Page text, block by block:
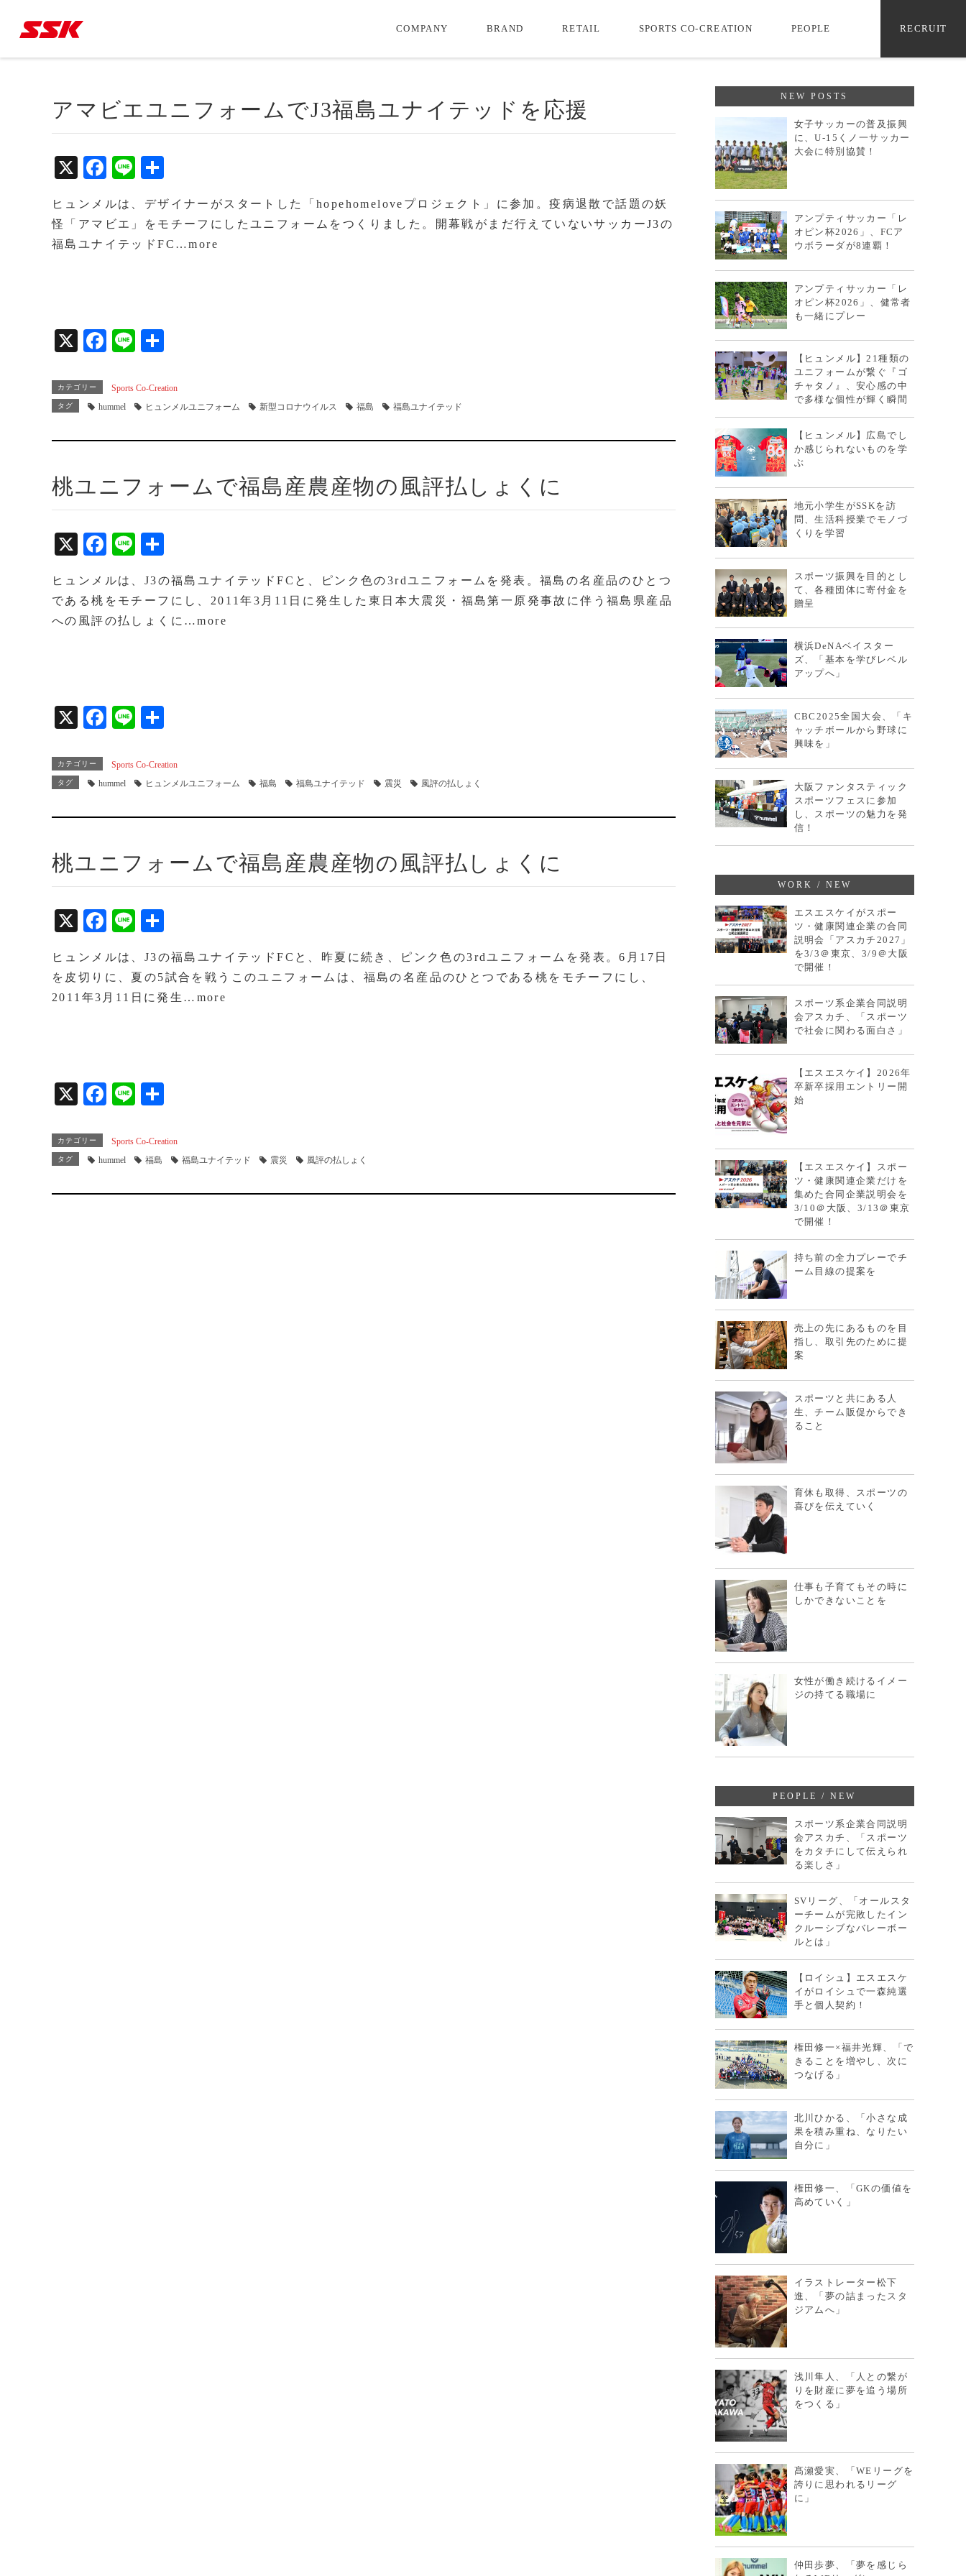
COMPANY BRAND RETAIL SPORTS CO-CREATION PEOPLE RECRUIT
アマビエユニフォームでJ3福島ユナイテッドを応援
X
Fa
bo
ok
Li
ヒュンメルは、デザイナーがスタートした「hopehomeloveプロジェクト」に参加。疫病退散で話題の妖
怪「アマビエ」をモチーフにしたユニフォームをつくりました。開幕戦がまだ行えていないサッカーJ3の
福島ユナイテッドFC…more
X
Fa
bo
ok
Li
カテゴリー Sports Co-Creation
タグ hummel ヒュンメルユニフォーム 新型コロナウイルス 福島 福島ユナイテッド
桃ユニフォームで福島産農産物の風評払しょくに
X
Fa
bo
ok
Li
ヒュンメルは、J3の福島ユナイテッドFCと、ピンク色の3rdユニフォームを発表。福島の名産品のひとつ
である桃をモチーフにし、2011年3月11日に発生した東日本大震災・福島第一原発事故に伴う福島県産品
への風評の払しょくに…more
X
Fa
bo
ok
Li
カテゴリー Sports Co-Creation
タグ hummel ヒュンメルユニフォーム 福島 福島ユナイテッド 震災 風評の払しょく
桃ユニフォームで福島産農産物の風評払しょくに
X
Fa
bo
ok
Li
ヒュンメルは、J3の福島ユナイテッドFCと、昨夏に続き、ピンク色の3rdユニフォームを発表。6月17日
を皮切りに、夏の5試合を戦うこのユニフォームは、福島の名産品のひとつである桃をモチーフにし、
2011年3月11日に発生…more
X
Fa
bo
ok
Li
カテゴリー Sports Co-Creation
タグ hummel 福島 福島ユナイテッド 震災 風評の払しょく
NEW POSTS
女子サッカーの普及振興
に、U-15くノ一サッカー
大会に特別協賛！
アンプティサッカー「レ
オピン杯2026」、FCア
ウボラーダが8連覇！
アンプティサッカー「レ
オピン杯2026」、健常者
も一緒にプレー
【ヒュンメル】21種類の
ユニフォームが繋ぐ『ゴ
チャタノ』、安心感の中
で多様な個性が輝く瞬間
【ヒュンメル】広島でし
か感じられないものを学
ぶ
地元小学生がSSKを訪
問、生活科授業でモノづ
くりを学習
スポーツ振興を目的とし
て、各種団体に寄付金を
贈呈
横浜DeNAベイスター
ズ、「基本を学びレベル
アップへ」
CBC2025全国大会、「キ
ャッチボールから野球に
興味を」
大阪ファンタスティック
スポーツフェスに参加
し、スポーツの魅力を発
信！
WORK / NEW
エスエスケイがスポー
ツ・健康関連企業の合同
説明会「アスカチ2027」
を3/3＠東京、3/9＠大阪
で開催！
スポーツ系企業合同説明
会アスカチ、「スポーツ
で社会に関わる面白さ」
【エスエスケイ】2026年
卒新卒採用エントリー開
始
【エスエスケイ】スポー
ツ・健康関連企業だけを
集めた合同企業説明会を
3/10＠大阪、3/13＠東京
で開催！
持ち前の全力プレーでチ
ーム目線の提案を
売上の先にあるものを目
指し、取引先のために提
案
スポーツと共にある人
生、チーム販促からでき
ること
育休も取得、スポーツの
喜びを伝えていく
仕事も子育てもその時に
しかできないことを
女性が働き続けるイメー
ジの持てる職場に
PEOPLE / NEW
スポーツ系企業合同説明
会アスカチ、「スポーツ
をカタチにして伝えられ
る楽しさ」
SVリーグ、「オールスタ
ーチームが完敗したイン
クルーシブなバレーボー
ルとは」
【ロイシュ】エスエスケ
イがロイシュで一森純選
手と個人契約！
権田修一×福井光輝、「で
きることを増やし、次に
つなげる」
北川ひかる、「小さな成
果を積み重ね、なりたい
自分に」
権田修一、「GKの価値を
高めていく」
イラストレーター松下
進、「夢の詰まったスタ
ジアムへ」
浅川隼人、「人との繋が
りを財産に夢を追う場所
をつくる」
髙瀬愛実、「WEリーグを
誇りに思われるリーグ
に」
仲田歩夢、「夢を感じら